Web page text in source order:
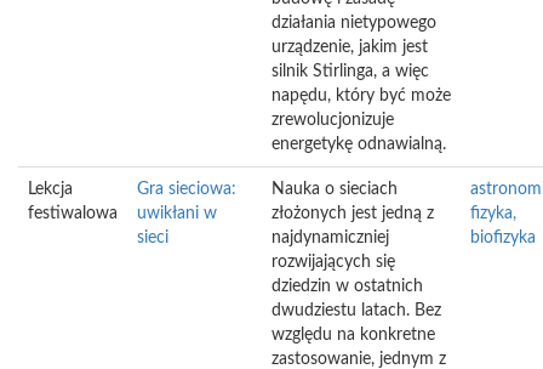
działania nietypowego
urządzenie, jakim jest
silnik Stirlinga, a więc
napędu, który być może
zrewolucjonizuje
energetykę odnawialną.
Lekcja
festiwalowa
Gra sieciowa:
uwikłani w
sieci
Nauka o sieciach
złożonych jest jedną z
najdynamiczniej
rozwijających się
dziedzin w ostatnich
dwudziestu latach. Bez
względu na konkretne
zastosowanie, jednym z
fizyka,
biofizyka